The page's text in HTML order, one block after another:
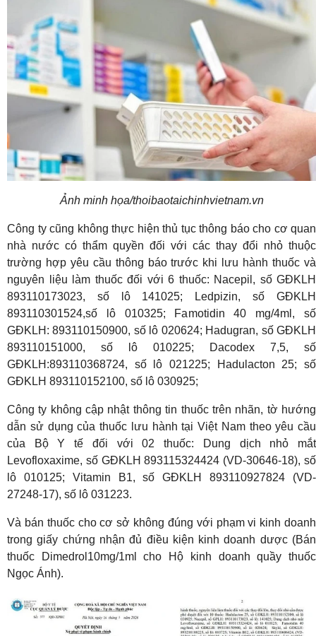
Ảnh minh họa/thoibaotaichinhvietnam.vn
Công ty cũng không thực hiện thủ tục thông báo cho cơ quan
nhà nước có thẩm quyền đối với các thay đổi nhỏ thuộc
trường hợp yêu cầu thông báo trước khi lưu hành thuốc và
nguyên liệu làm thuốc đối với 6 thuốc: Nacepil, số GĐKLH
893110173023, số lô 141025; Ledpizin, số GĐKLH
893110301524,số lô 010325; Famotidin 40 mg/4ml, số
GĐKLH: 893110150900, số lô 020624; Hadugran, số GĐKLH
893110151000, số lô 010225; Dacodex 7,5, số
GĐKLH:893110368724, số lô 021225; Hadulacton 25; số
GĐKLH 893110152100, số lô 030925;
Công ty không cập nhật thông tin thuốc trên nhãn, tờ hướng
dẫn sử dụng của thuốc lưu hành tại Việt Nam theo yêu cầu
của Bộ Y tế đối với 02 thuốc: Dung dịch nhỏ mắt
Levofloxaxime, số GĐKLH 893115324424 (VD-30646-18), số
lô 010125; Vitamin B1, số GĐKLH 893110927824 (VD-
27248-17), số lô 031223.
Và bán thuốc cho cơ sở không đúng với phạm vi kinh doanh
trong giấy chứng nhận đủ điều kiện kinh doanh dược (Bán
thuốc Dimedrol10mg/1ml cho Hộ kinh doanh quầy thuốc
Ngọc Ánh).